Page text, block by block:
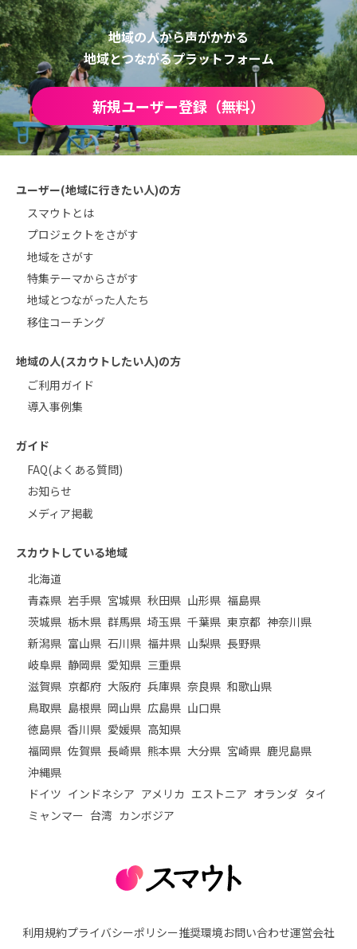
地域の人から声がかかる
地域とつながるプラットフォーム
新規ユーザー登録（無料）
ユーザー(地域に行きたい人)の方
スマウトとは
プロジェクトをさがす
地域をさがす
特集テーマからさがす
地域とつながった人たち
移住コーチング
地域の人(スカウトしたい人)の方
ご利用ガイド
導入事例集
ガイド
FAQ(よくある質問)
お知らせ
メディア掲載
スカウトしている地域
北海道
青森県 岩手県 宮城県 秋田県 山形県 福島県
茨城県 栃木県 群馬県 埼玉県 千葉県 東京都 神奈川県
新潟県 富山県 石川県 福井県 山梨県 長野県
岐阜県 静岡県 愛知県 三重県
滋賀県 京都府 大阪府 兵庫県 奈良県 和歌山県
鳥取県 島根県 岡山県 広島県 山口県
徳島県 香川県 愛媛県 高知県
福岡県 佐賀県 長崎県 熊本県 大分県 宮崎県 鹿児島県
沖縄県
ドイツ インドネシア アメリカ エストニア オランダ タイ
ミャンマー 台湾 カンボジア
利用規約プライバシーポリシー推奨環境お問い合わせ運営会社